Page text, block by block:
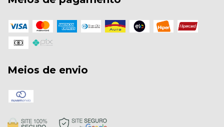
Meios de envio